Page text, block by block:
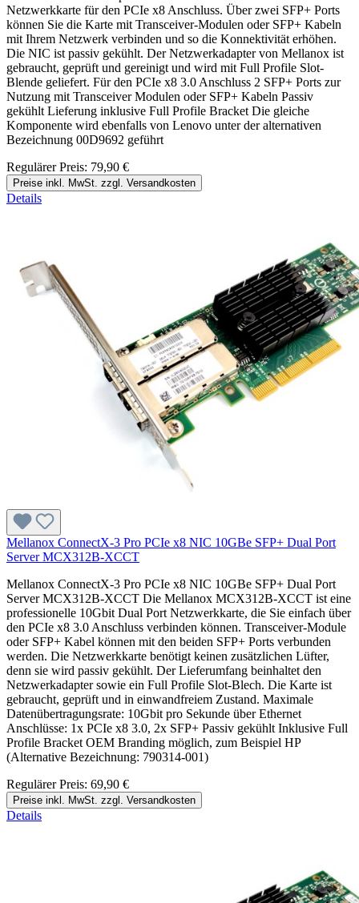
Netzwerkkarte für den PCIe x8 Anschluss. Über zwei SFP+ Ports
können Sie die Karte mit Transceiver-Modulen oder SFP+ Kabeln
mit Ihrem Netzwerk verbinden und so die Konnektivität erhöhen.
Die NIC ist passiv gekühlt. Der Netzwerkadapter von Mellanox ist
gebraucht, geprüft und gereinigt und wird mit Full Profile Slot-
Blende geliefert. Für den PCIe x8 3.0 Anschluss 2 SFP+ Ports zur
Nutzung mit Transceiver Modulen oder SFP+ Kabeln Passiv
gekühlt Lieferung inklusive Full Profile Bracket Die gleiche
Komponente wird ebenfalls von Lenovo unter der alternativen
Bezeichnung 00D9692 geführt
Regulärer Preis: 79,90 €
Preise inkl. MwSt. zzgl. Versandkosten
Details
Mellanox ConnectX-3 Pro PCIe x8 NIC 10GBe SFP+ Dual Port
Server MCX312B-XCCT
Mellanox ConnectX-3 Pro PCIe x8 NIC 10GBe SFP+ Dual Port
Server MCX312B-XCCT Die Mellanox MCX312B-XCCT ist eine
professionelle 10Gbit Dual Port Netzwerkkarte, die Sie einfach über
den PCIe x8 3.0 Anschluss verbinden können. Transceiver-Module
oder SFP+ Kabel können mit den beiden SFP+ Ports verbunden
werden. Die Netzwerkkarte benötigt keinen zusätzlichen Lüfter,
denn sie wird passiv gekühlt. Der Lieferumfang beinhaltet den
Netzwerkadapter sowie ein Full Profile Slot-Blech. Die Karte ist
gebraucht, geprüft und in einwandfreiem Zustand. Maximale
Datenübertragungsrate: 10Gbit pro Sekunde über Ethernet
Anschlüsse: 1x PCIe x8 3.0, 2x SFP+ Passiv gekühlt Inklusive Full
Profile Bracket OEM Branding möglich, zum Beispiel HP
(Alternative Bezeichnung: 790314-001)
Regulärer Preis: 69,90 €
Preise inkl. MwSt. zzgl. Versandkosten
Details